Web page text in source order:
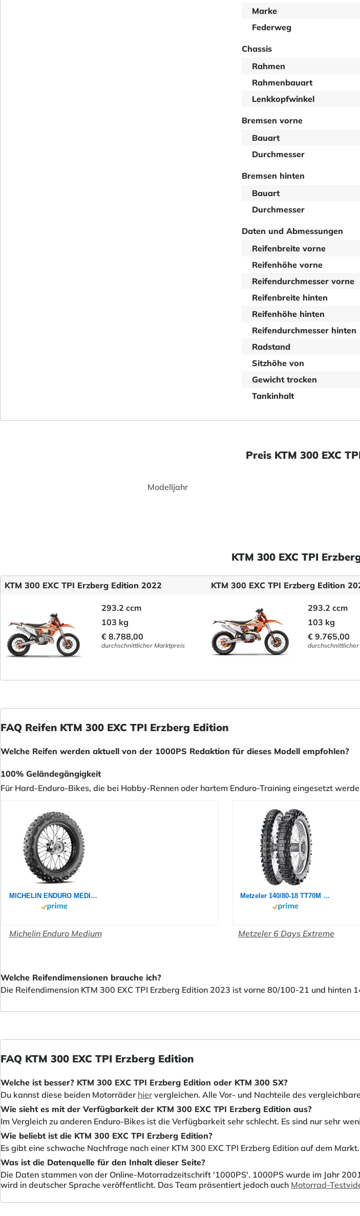
Marke
Federweg
Chassis
Rahmen
Rahmenbauart
Lenkkopfwinkel
Bremsen vorne
Bauart
Durchmesser
Bremsen hinten
Bauart
Durchmesser
Daten und Abmessungen
Reifenbreite vorne
Reifenhöhe vorne
Reifendurchmesser vorne
Reifenbreite hinten
Reifenhöhe hinten
Reifendurchmesser hinten
Radstand
Sitzhöhe von
Gewicht trocken
Tankinhalt
Preis KTM 300 EXC
Modelljahr
KTM 300 EXC TPI
KTM 300 EXC TPI Erzberg Edition 2022
293.2 ccm
103 kg
€ 8.788,00
durchschnittlicher Marktpreis
KTM 300 EXC TPI Erzberg Edition
293.2 ccm
103 kg
€ 9.765,00
FAQ Reifen KTM 300 EXC TPI Erzberg Edition
Welche Reifen werden aktuell von der 1000PS Redaktion für dieses Modell empfohlen?
100% Geländegängigkeit
Für Hard-Enduro-Bikes, die bei Hobby-Rennen oder hartem Enduro-Training eingesetzt
MICHELIN ENDURO MEDIUM 140/80-18 70R - Rückseite Reifen
Michelin Enduro Medium
Metzeler 140/80-18 TT70M MCE 6 Days Extreme Rear (S) M+S Motorradreifen
Metzeler 6 Days Extreme
Welche Reifendimensionen brauche ich?
Die Reifendimension KTM 300 EXC TPI Erzberg Edition 2023 ist vorne 80/100-21 und hinten
FAQ KTM 300 EXC TPI Erzberg Edition
Welche ist besser? KTM 300 EXC TPI Erzberg Edition oder KTM 300 SX?
Du kannst diese beiden Motorräder hier vergleichen. Alle Vor- und Nachteile des
Wie sieht es mit der Verfügbarkeit der KTM 300 EXC TPI Erzberg Edition aus?
Im Vergleich zu anderen Enduro-Bikes ist die Verfügbarkeit sehr schlecht. Es sind nur sehr
Wie beliebt ist die KTM 300 EXC TPI Erzberg Edition?
Es gibt eine schwache Nachfrage nach einer KTM 300 EXC TPI Erzberg Edition auf dem Markt.
Was ist die Datenquelle für den Inhalt dieser Seite?
Die Daten stammen von der Online-Motorradzeitschrift '1000PS'. 1000PS wurde im Jahr
wird in deutscher Sprache veröffentlicht. Das Team präsentiert jedoch auch Motorrad-